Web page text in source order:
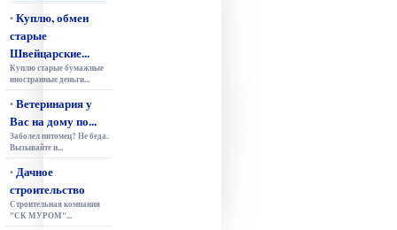
•Куплю, обмен
старые
Швейцарские...
Куплю старые бумажные
иностранные деньги...
•Ветеринария у
Вас на дому по...
Заболел питомец? Не беда.
Вызывайте и...
•Дачное
строительство
Строительная компания
"СК МУРОМ"...